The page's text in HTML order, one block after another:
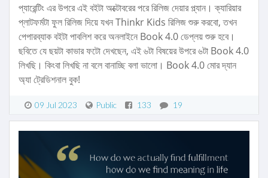
প্যারেন্টিং এর উপরে এই বইটা অক্টোবরের পরে রিলিজ দেয়ার প্ল্যান। ক্যারিয়ার
প্লাটফর্মটা ফুল রিলিজ দিয়ে যখন Thinkr Kids রিলিজ শুরু করবো, তখন
পেপারব্যাক বইটা পাবলিশ করে অনলাইনে Book 4.0 ডেপ্লয় শুরু হবে।
ছবিতে যে ছয়টা কাভার ফটো দেখছেন, এই ৬টা বিষয়ের উপরে ৬টা Book 4.0
লিখছি। কিংবা লিখছি না বলে বানাচ্ছি বলা ভালো। Book 4.0 মোর দ্যান
অ্যা ট্রেডিশনাল বুক!
09 Jul 2023 Public 133 19